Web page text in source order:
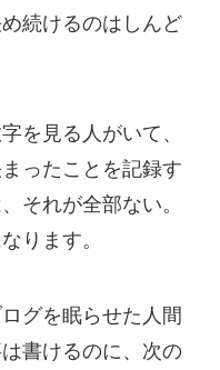
続けるのはしんど
を見る人がいて、
ったことを記録す
それが全部ない。
ります。
グを眠らせた人間
書けるのに、次の